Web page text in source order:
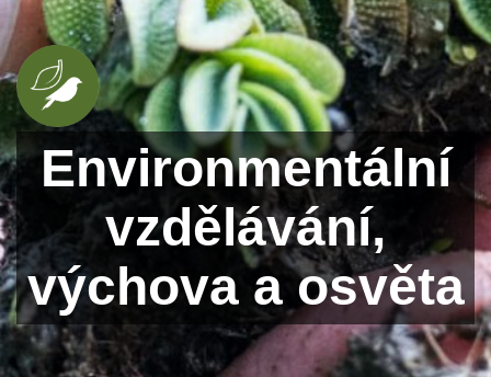
Environmentální
vzdělávání,
výchova a osvěta